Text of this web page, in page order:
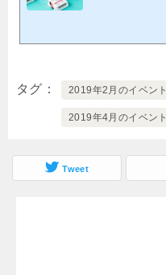
タグ 2019年2月のイベント
2019年4月のイベント
Tweet